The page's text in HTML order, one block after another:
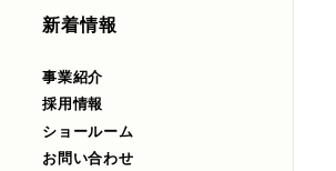
新着情報
事業紹介
採用情報
ショールーム
お問い合わせ